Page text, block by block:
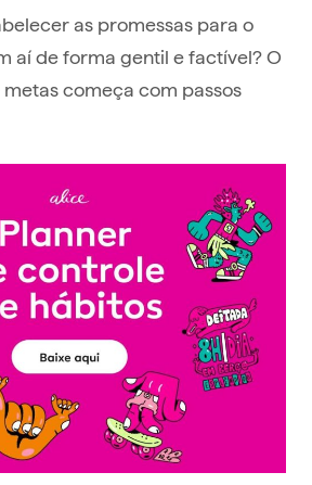
as promessas para o
aí de forma gentil e factível? O
começa com passos